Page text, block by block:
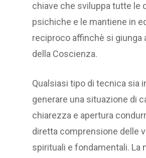
chiave che sviluppa tutte le
psichiche e le mantiene in
reciproco affinchè si giunga
della Coscienza.
Qualsiasi tipo di tecnica sia
generare una situazione di
chiarezza e apertura
diretta comprensione delle
spirituali e fondamentali. La